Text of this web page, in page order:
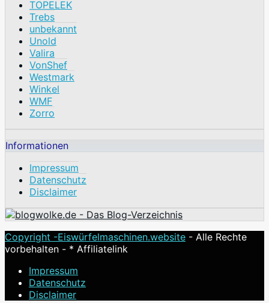
TOPELEK
Trebs
unbekannt
Unold
Valira
VonShef
Westmark
Winkel
WMF
Zorro
Informationen
Impressum
Datenschutz
Disclaimer
Copyright -Eiswürfelmaschinen.website - Alle Rechte
vorbehalten - * Affiliatelink
Impressum
Datenschutz
Disclaimer